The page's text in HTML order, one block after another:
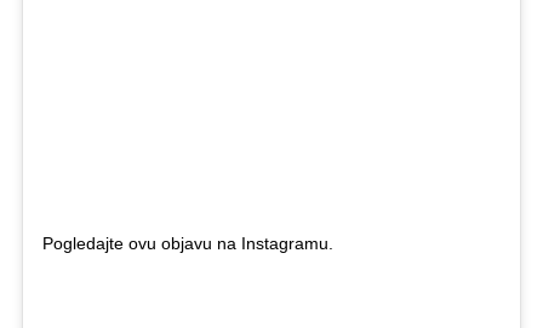
Pogledajte ovu objavu na Instagramu.